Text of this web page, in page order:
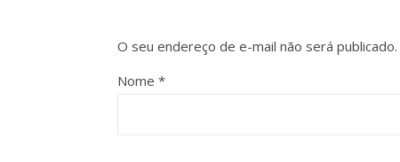
O seu endereço de e-mail não será publicado.
Nome *